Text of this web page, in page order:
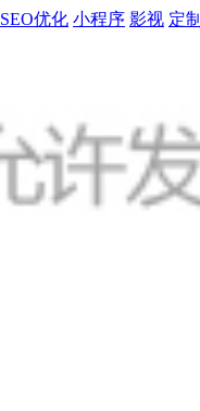
SEO优化 小程序 影视 定